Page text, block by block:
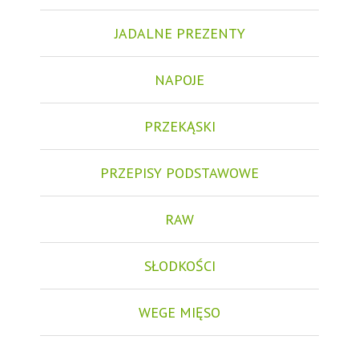
JADALNE PREZENTY
NAPOJE
PRZEKĄSKI
PRZEPISY PODSTAWOWE
RAW
SŁODKOŚCI
WEGE MIĘSO